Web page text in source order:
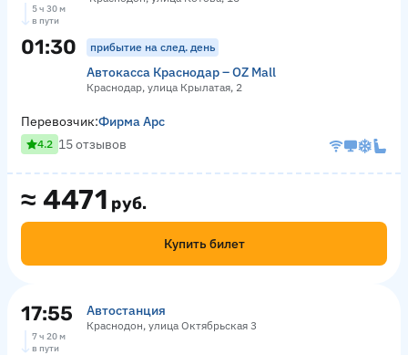
5 ч 30 м
в пути
01:30 прибытие на след. день
Автокасса Краснодар – OZ Mall
Краснодар, улица Крылатая, 2
≈ 4471 руб.
Купить билет
Перевозчик:Фирма Арс
4.2 15 отзывов
17:55 Автостанция
Краснодон, улица Октябрьская 3
7 ч 20 м
в пути